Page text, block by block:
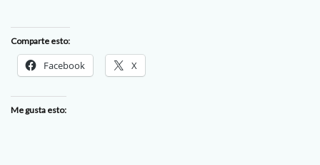
Comparte esto:
Facebook X
Me gusta esto: